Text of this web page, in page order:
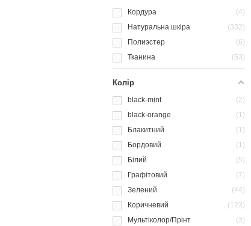
Кордура
4
Натуральна шкіра
332
Полиэстер
6
Тканина
53
Колір
black-mint
2
black-orange
1
Блакитний
1
Бордовий
1
Білий
5
Графітовий
7
Зелений
44
Коричневий
123
Мультіколор/Прінт
3